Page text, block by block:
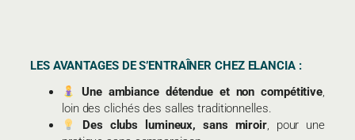
LES AVANTAGES DE S’ENTRAÎNER CHEZ ELANCIA :
Une ambiance détendue et non compétitive,
loin des clichés des salles traditionnelles.
Des clubs lumineux, sans miroir, pour une